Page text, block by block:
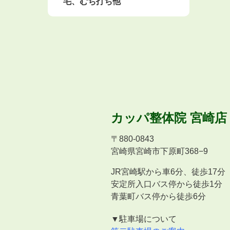
カッパ整体院 宮崎店
〒 880-0843
宮崎県宮崎市下原町368−9
JR宮崎駅から車6分、徒歩17分
安定所入口バス停から徒歩1分
青葉町バス停から徒歩6分
▼駐車場について